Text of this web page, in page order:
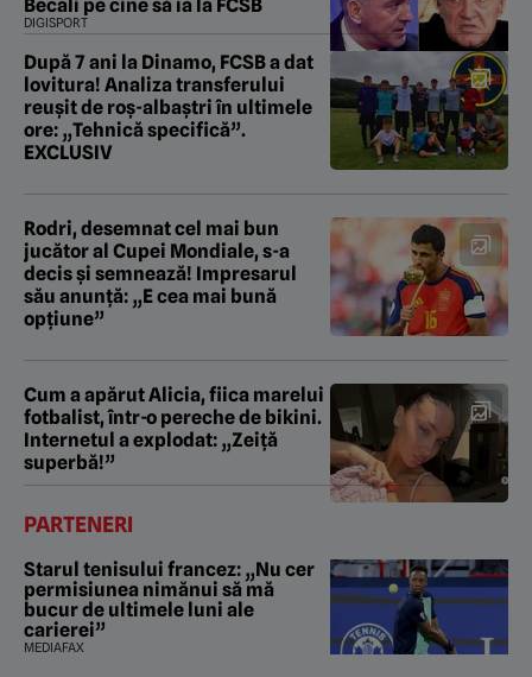
Becali pe cine să ia la FCSB
DIGISPORT
După 7 ani la Dinamo, FCSB a dat
lovitura! Analiza transferului
reușit de roș-albaștri în ultimele
ore: „Tehnică specifică”.
EXCLUSIV
Rodri, desemnat cel mai bun
jucător al Cupei Mondiale, s-a
decis și semnează! Impresarul
său anunță: „E cea mai bună
opțiune”
Cum a apărut Alicia, fiica marelui
fotbalist, într-o pereche de bikini.
Internetul a explodat: „Zeiță
superbă!”
PARTENERI
Starul tenisului francez: „Nu cer
permisiunea nimănui să mă
bucur de ultimele luni ale
carierei”
MEDIAFAX